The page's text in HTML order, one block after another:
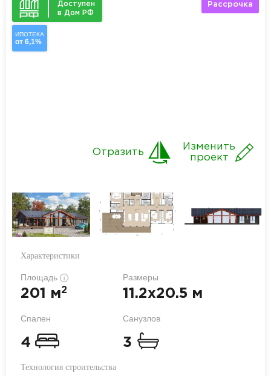
Доступен
в Дом РФ
ИПОТЕКА
от 6,1%
Рассрочка
Изменить
проект
Отразить
Характеристики
Площадь i
201 м2
Размеры
11.2x20.5 м
Спален
4
Санузлов
3
Технология строительства